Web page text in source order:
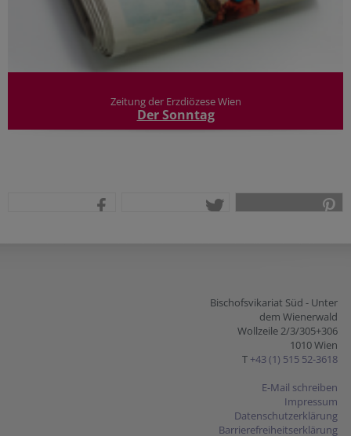
Zeitung der Erzdiözese Wien
Der Sonntag
Bischofsvikariat Süd - Unter
dem Wienerwald
Wollzeile 2/3/305+306
1010 Wien
T +43 (1) 515 52-3618
E-Mail schreiben
Impressum
Datenschutzerklärung
Barrierefreiheitserklärung